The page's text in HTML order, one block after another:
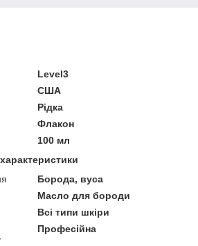
Level3
США
Рідка
Флакон
100 мл
Борода, вуса
Масло для бороди
Всі типи шкіри
Професійна